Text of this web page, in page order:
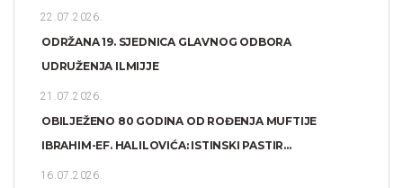
22.07.2026.
ODRŽANA 19. SJEDNICA GLAVNOG ODBORA
UDRUŽENJA ILMIJJE
21.07.2026.
OBILJEŽENO 80 GODINA OD ROĐENJA MUFTIJE
IBRAHIM-EF. HALILOVIĆA: ISTINSKI PASTIR...
16.07.2026.